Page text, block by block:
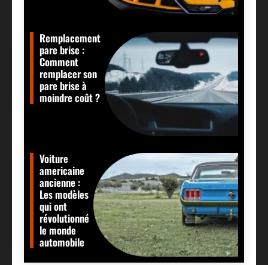
Remplacement
pare brise :
Comment
remplacer son
pare brise à
moindre coût ?
Voiture
americaine
ancienne :
Les modèles
qui ont
révolutionné
le monde
automobile